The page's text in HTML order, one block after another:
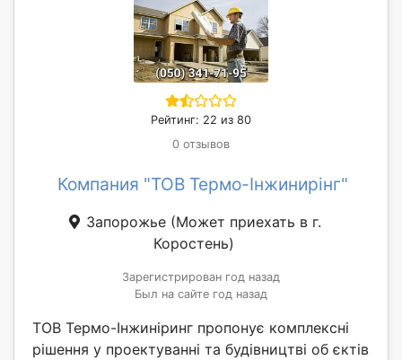
Рейтинг: 22 из 80
0 отзывов
Компания "ТОВ Термо-Інжинирінг"
Запорожье (Может приехать в г.
Коростень)
Зарегистрирован год назад
Был на сайте год назад
ТОВ Термо-Інжиніринг пропонує комплексні
рішення у проектуванні та будівництві об єктів